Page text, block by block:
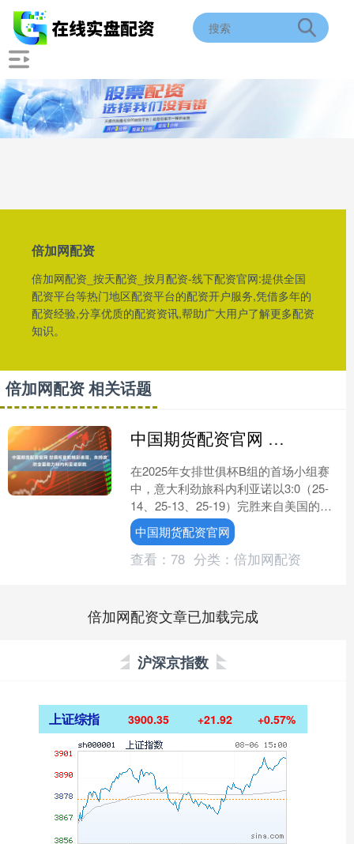
倍加网配资
倍加网配资_按天配资_按月配资-线下配资官网:提供全国
配资平台等热门地区配资平台的配资开户服务,凭借多年的
配资经验,分享优质的配资资讯,帮助广大用户了解更多配资
知识。
倍加网配资 相关话题
中国期货配资官网 世俱杯首轮精彩表现，朱婷攻防全面助力科内利亚诺获胜
在2025年女排世俱杯B组的首场小组赛
中，意大利劲旅科内利亚诺以3:0（25-
14、25-13、25-19）完胜来自美国的奥
兰多女武神，成功取得赛事开门红。比
赛....
中国期货配资官网
查看： 78 分类： 倍加网配资
倍加网配资文章已加载完成
沪深京指数
上证综指 3900.35 +21.92 +0.57%